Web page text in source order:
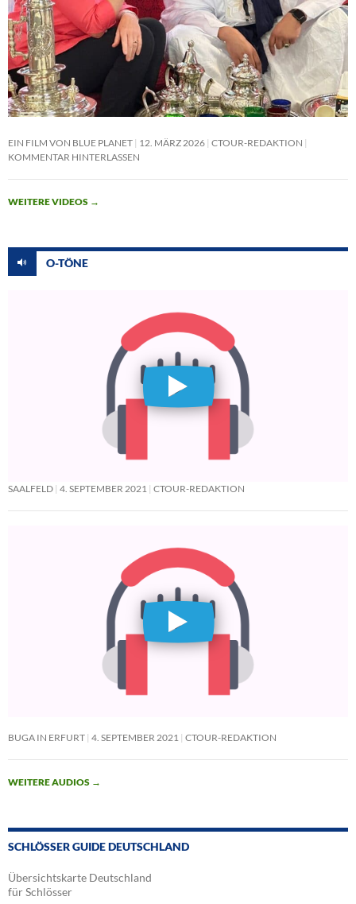
EIN FILM VON BLUE PLANET 12. MÄRZ 2026 CTOUR-REDAKTION
KOMMENTAR HINTERLASSEN
WEITERE VIDEOS →
O-TÖNE
SAALFELD 4. SEPTEMBER 2021 CTOUR-REDAKTION
BUGA IN ERFURT 4. SEPTEMBER 2021 CTOUR-REDAKTION
WEITERE AUDIOS →
SCHLÖSSER GUIDE DEUTSCHLAND
Übersichtskarte Deutschland
für Schlösser